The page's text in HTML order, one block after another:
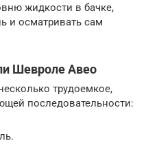
жидкости в бачке,
и осматривать сам
Шевроле Авео
трудоемкое,
последовательности: